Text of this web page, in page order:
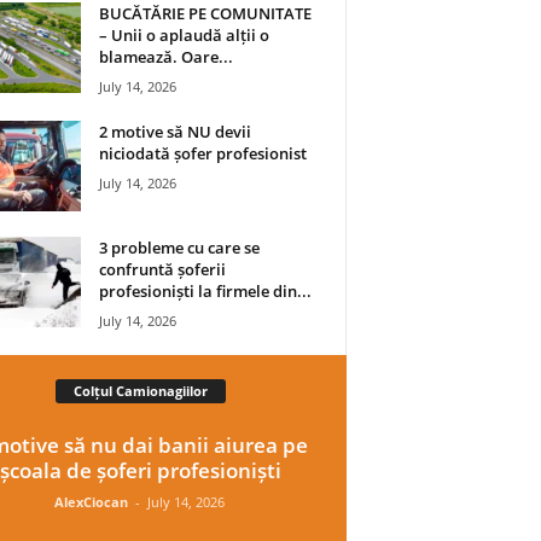
BUCĂTĂRIE PE COMUNITATE
– Unii o aplaudă alții o
blamează. Oare...
July 14, 2026
2 motive să NU devii
niciodată șofer profesionist
July 14, 2026
3 probleme cu care se
confruntă șoferii
profesioniști la firmele din...
July 14, 2026
Colțul Camionagiilor
să nu dai banii aiurea pe
școala de șoferi profesioniști
AlexCiocan - July 14, 2026